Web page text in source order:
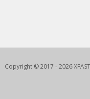
Copyright © 2017 - 2026